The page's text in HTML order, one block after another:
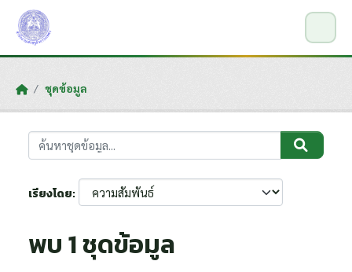
Skip to main content
ชุดข้อมูล
เรียงโดย
พบ 1 ชุดข้อมูล